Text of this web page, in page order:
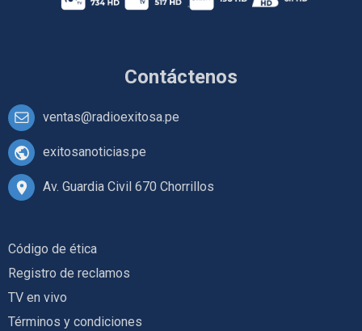
Contáctenos
ventas@radioexitosa.pe
exitosanoticias.pe
Av. Guardia Civil 670 Chorrillos
Código de ética
Registro de reclamos
TV en vivo
Términos y condiciones